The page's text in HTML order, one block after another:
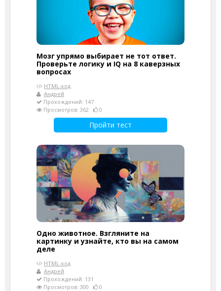
Мозг упрямо выбирает не тот ответ.
Проверьте логику и IQ на 8 каверзных
вопросах
HTML-код
Андрей
Прохождений: 147
Просмотров: 362
0
Пройти тест
Одно животное. Взгляните на
картинку и узнайте, кто вы на самом
деле
HTML-код
Андрей
Прохождений: 131
Просмотров: 300
0